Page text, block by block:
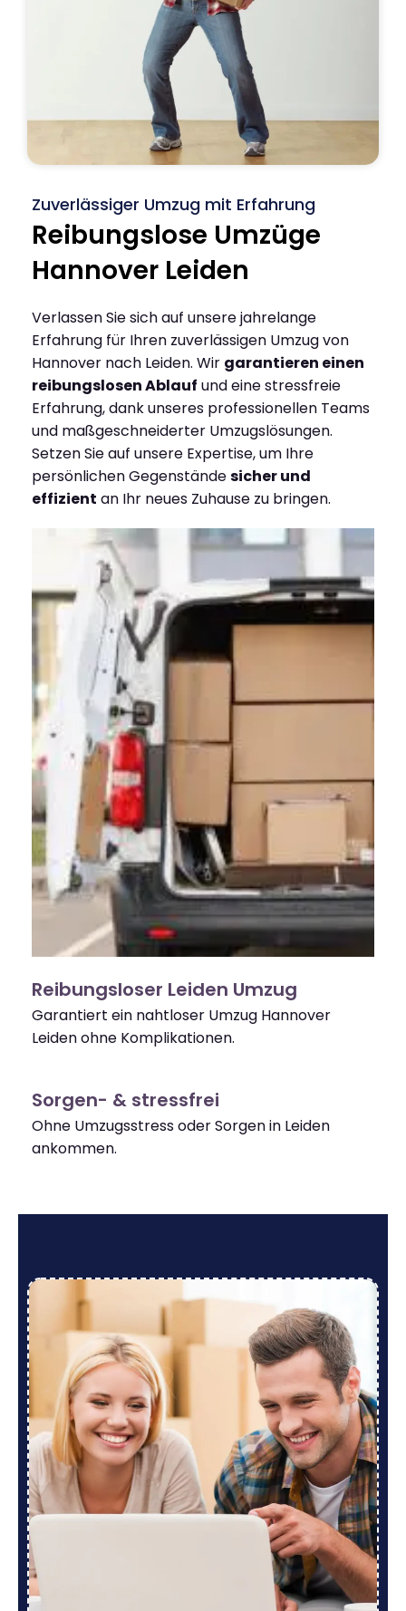
Zuverlässiger Umzug mit Erfahrung
Reibungslose Umzüge
Hannover Leiden
Verlassen Sie sich auf unsere jahrelange
Erfahrung für Ihren zuverlässigen Umzug von
Hannover nach Leiden. Wir garantieren einen
reibungslosen Ablauf und eine stressfreie
Erfahrung, dank unseres professionellen Teams
und maßgeschneiderter Umzugslösungen.
Setzen Sie auf unsere Expertise, um Ihre
persönlichen Gegenständesicher und
effizient an Ihr neues Zuhause zu bringen.
Reibungsloser Leiden Umzug
Garantiert ein nahtloser Umzug Hannover
Leiden ohne Komplikationen.
Sorgen- & stressfrei
Ohne Umzugsstress oder Sorgen in Leiden
ankommen.